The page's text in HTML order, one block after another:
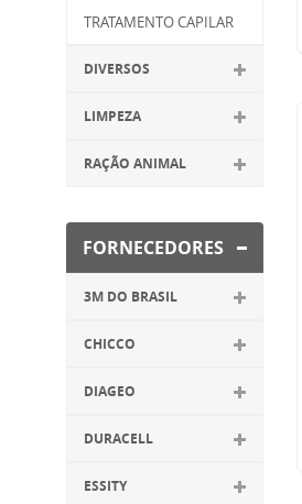
TRATAMENTO CAPILAR
DIVERSOS
LIMPEZA
RAÇÃO ANIMAL
FORNECEDORES
3M DO BRASIL
CHICCO
DIAGEO
DURACELL
ESSITY